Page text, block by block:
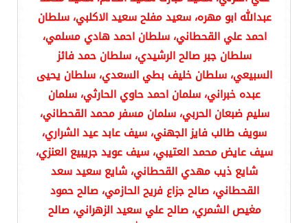
عبدالله ابو مهره، سعيد مفلح سعيد الاكلبي، سلطان
احمد علي القحطاني، سلطان احمد هادي مسلمي،
سلطان جبر صالح الرشيدي، سلطان حمد فائز
السبيعي، سلطان خليف بطي السعدي، سلطان يحيى
عبده خبراني، سلمان احمد حاوي الحارثي، سلمان
سليم ضبعان الحربي، سلمان مسفر محمد القحطاني،
سويف طالب فايز الجهني، سيف عابد عيد الشراري،
سيف عايض محمد العتيبي، سيف عويد جريبيع العنزي،
شايع ذيب مهدي القحطاني، شايع سعيد سعد
القحطاني، صالح جزاع فريح الحازمي، صالح حمود
مغيص الشمري، صالح علي سعيد الزهراني، صالح